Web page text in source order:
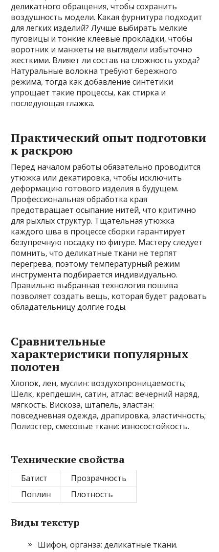
деликатного обращения‚ чтобы сохранить
воздушность модели. Какая фурнитура подходит
для легких изделий? Лучше выбирать мелкие
пуговицы и тонкие клеевые прокладки‚ чтобы
воротник и манжеты не выглядели избыточно
жесткими. Влияет ли состав на сложность ухода?
Натуральные волокна требуют бережного
режима‚ тогда как добавление синтетики
упрощает такие процессы‚ как стирка и
последующая глажка.
Практический опыт подготовки
к раскрою
Перед началом работы обязательно проводится
утюжка или декатировка‚ чтобы исключить
деформацию готового изделия в будущем.
Профессиональная обработка края
предотвращает осыпание нитей‚ что критично
для рыхлых структур. Тщательная утюжка
каждого шва в процессе сборки гарантирует
безупречную посадку по фигуре. Мастеру следует
помнить‚ что деликатные ткани не терпят
перегрева‚ поэтому температурный режим
инструмента подбирается индивидуально.
Правильно выбранная технология пошива
позволяет создать вещь‚ которая будет радовать
обладательницу долгие годы.
Сравнительные
характеристики популярных
полотен
Хлопок‚ лен‚ муслин: воздухопроницаемость;
Шелк‚ крепдешин‚ сатин‚ атлас: вечерний наряд‚
мягкость. Вискоза‚ штапель‚ эластан:
повседневная одежда‚ драпировка‚ эластичность;
Полиэстер‚ смесовые ткани: износостойкость.
Технические свойства
Батист
Прозрачность
Поплин
Плотность
Виды текстур
Шифон‚ органза: деликатные ткани.